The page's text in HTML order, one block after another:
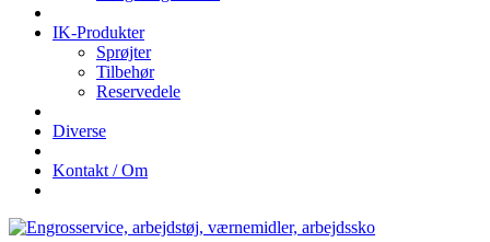
IK-Produkter
Sprøjter
Tilbehør
Reservedele
Diverse
Kontakt / Om